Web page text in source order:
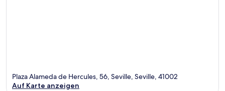
Plaza Alameda de Hercules, 56, Seville, Seville, 41002
Auf Karte anzeigen